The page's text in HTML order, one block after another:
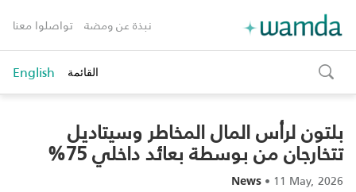
نبذة عن ومضة تواصلوا معنا
toggle
search
القائمة English
بلتون لرأس المال المخاطر وسيتاديل
تتخارجان من بوسطة بعائد داخلي 75%
News • 11 May, 2026